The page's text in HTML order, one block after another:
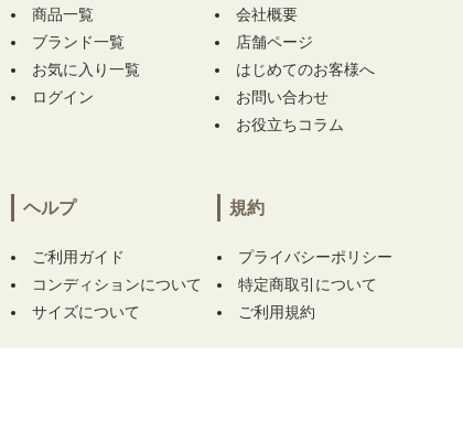
使用品 メンズ ムニタルプ MUNITALP 半袖ポ
ロシャツ 50(L) グレー系 総柄】 をお買い上
兵庫県にて
【中古 メンズ ハチヤーズ 8YARDS
半袖ポロシャツ M 紺 ネイビー】【中古 メン
をお買い上げ!!ありがとうございます！
埼玉県にて
【中古 ガーミン GARMIN レーザ
ー測定器 ブラック×ホワイト APPROACH Z30
距離計 スコープ】をお買い上げ!!ありがとう
ございます！
商品一覧
ブランド一覧
お気に入り一覧
ログイン
会社概要
店舗ページ
はじめてのお客様へ
お問い合わせ
お役立ちコラム
ヘルプ
ご利用ガイド
コンディションについて
サイズについて
規約
プライバシーポリシー
特定商取引について
ご利用規約